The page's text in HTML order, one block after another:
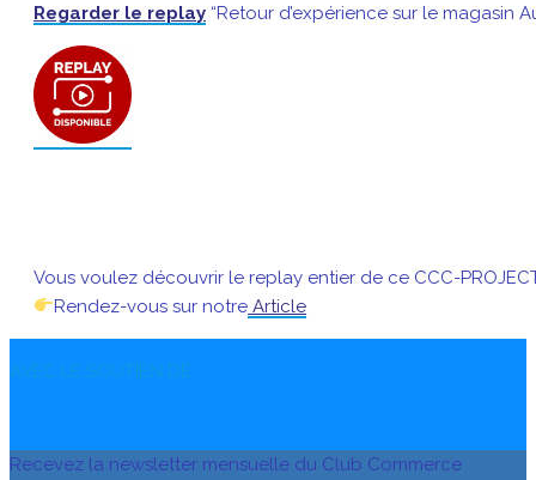
Regarder le replay “Retour d’expérience sur le magasin
Vous voulez découvrir le replay entier de ce CCC-
Rendez-vous sur notre Article
AVEC LE SOUTIEN DE
Recevez la newsletter mensuelle du Club Commerce